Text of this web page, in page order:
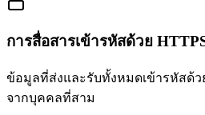
การสื่อสารเข้ารหัสด้วย
ข้อมูลที่ส่งและรับทั้งหมดเข้ารหัสด้ว
จากบุคคลที่สาม